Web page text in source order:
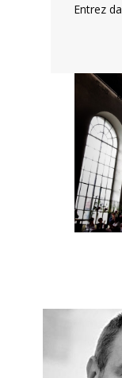
Entrez